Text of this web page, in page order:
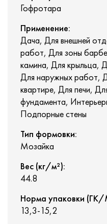
Гофротара
Применение:
Дача, Для внешней
работ, Для зоны
камина, Для крыльца,
Для наружных работ,
квартире, Для печи,
фундамента,
Подпорные стены
Тип формовки:
Мозайка
Вес (кг/м²):
44.8
Норма упаковки
13,3-15,2